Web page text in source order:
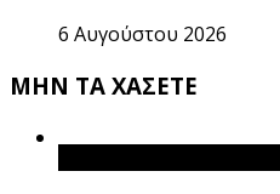
6 Αυγούστου 2026
ΜΗΝ ΤΑ ΧΑΣΕΤΕ